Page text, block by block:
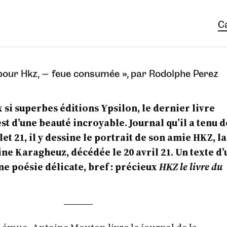
Hkz, — feue consumée », par Rodolphe Perez
si superbes éditions Ypsilon, le dernier livre
d’une beauté incroyable. Journal qu’il a tenu
21, il y dessine le portrait de son amie HKZ, la
Karagheuz, décédée le 20 avril 21. Un texte
poésie délicate, bref : précieuxHKZ le livre du